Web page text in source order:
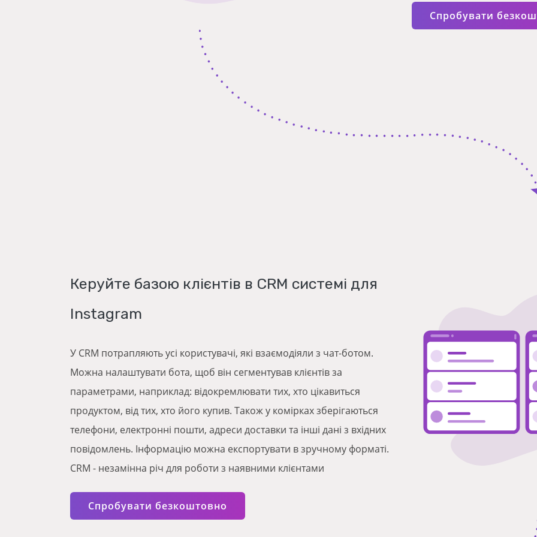
Спробувати
Керуйте базою клієнтів в CRM системі для
Instagram
У CRM потрапляють усі користувачі, які взаємодіяли з чат-ботом.
Можна налаштувати бота, щоб він сегментував клієнтів за
параметрами, наприклад: відокремлювати тих, хто цікавиться
продуктом, від тих, хто його купив. Також у комірках зберігаються
телефони, електронні пошти, адреси доставки та інші дані з вхідних
повідомлень. Інформацію можна експортувати в зручному форматі.
CRM - незамінна річ для роботи з наявними клієнтами
Спробувати безкоштовно